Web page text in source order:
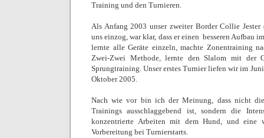
Training und den Turnieren.
Als Anfang 2003 unser zweiter Border Collie
uns einzog, war klar, dass er einen besseren Aufbau
lernte alle Geräte einzeln, machte Zonentraining
Zwei-Zwei Methode, lernte den Slalom mit der
Sprungtraining. Unser erstes Turnier liefen wir im
Oktober 2005.
Nach wie vor bin ich der Meinung, dass nicht
Trainings ausschlaggebend ist, sondern die
konzentrierte Arbeiten mit dem Hund, und eine
Vorbereitung bei Turnierstarts.